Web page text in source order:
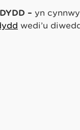
– yn
wedi’u